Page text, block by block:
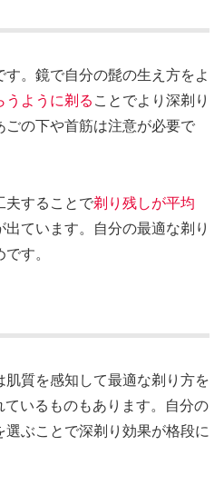
す。鏡で自分の髭の生え方をよ
ように剃ることでより深剃り
の下や首筋は注意が必要で
夫することで剃り残しが平均
出ています。自分の最適な剃り
す。
質を感知して最適な剃り方を
いるものもあります。自分の
ぶことで深剃り効果が格段に